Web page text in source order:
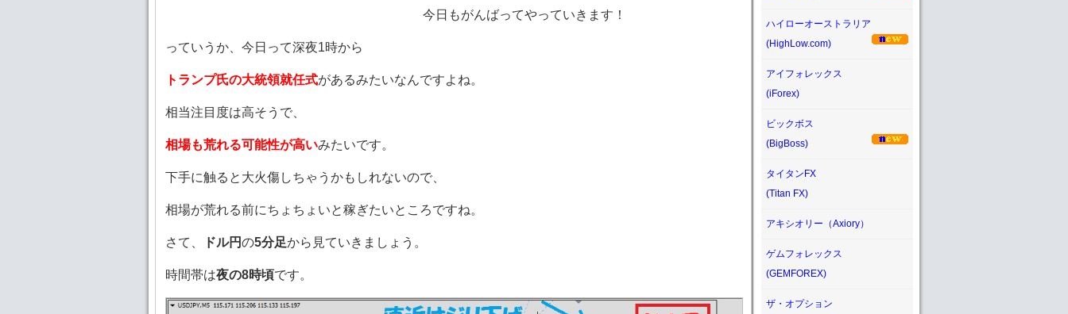
今日もがんばってやっていきます！
っていうか、今日って深夜1時から
トランプ氏の大統領就任式があるみたいなんですよね。
相当注目度は高そうで、
相場も荒れる可能性が高いみたいです。
下手に触ると大火傷しちゃうかもしれないので、
相場が荒れる前にちょちょいと稼ぎたいところですね。
さて、 ドル円の5分足から見ていきましょう。
時間帯は夜の8時頃です。
ハイローオーストラリア
(HighLow.com)
アイフォレックス
(iForex)
ビックボス
(BigBoss)
タイタンFX
(Titan FX)
アキシオリー（Axiory）
ゲムフォレックス
(GEMFOREX)
ザ・オプション